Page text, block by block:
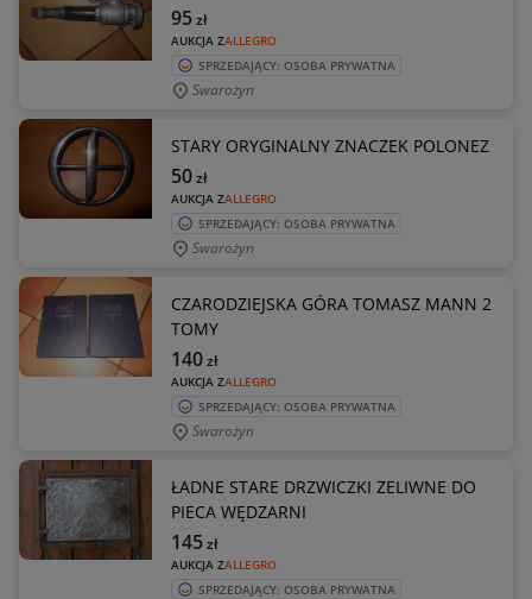
AUKCJA ZALLEGRO
95zł
SPRZEDAJĄCY: OSOBA PRYWATNA
Swarożyn
STARY ORYGINALNY ZNACZEK POLONEZ
AUKCJA ZALLEGRO
50zł
SPRZEDAJĄCY: OSOBA PRYWATNA
Swarożyn
CZARODZIEJSKA GÓRA TOMASZ MANN 2
TOMY
AUKCJA ZALLEGRO
140zł
SPRZEDAJĄCY: OSOBA PRYWATNA
Swarożyn
ŁADNE STARE DRZWICZKI ZELIWNE DO
PIECA WĘDZARNI
AUKCJA ZALLEGRO
145zł
SPRZEDAJĄCY: OSOBA PRYWATNA